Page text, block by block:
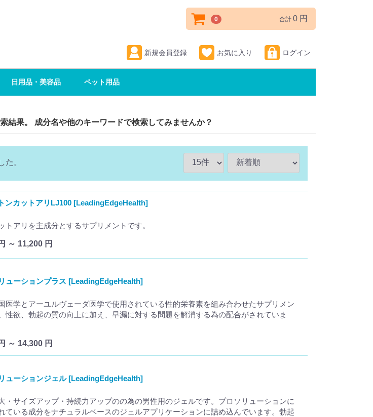
新規会員登録 お気に入り ログイン
0 合計 0 円
日用品・美容品 ペット用品
結果。 成分名や他のキーワードで検索してみませんか？
た。
ンカットアリLJ100 [LeadingEdgeHealth]
トアリを主成分とするサプリメントです。
～ 11,200 円
ューションプラス [LeadingEdgeHealth]
医学とアーユルヴェーダ医学で使用されている性的栄養素を組み合わせたサプリメン
性欲、勃起の質の向上に加え、早漏に対する問題を解消する為の配合がされていま
～ 14,300 円
ューションジェル [LeadingEdgeHealth]
・サイズアップ・持続力アップのの為の男性用のジェルです。プロソリューションに
ている成分をナチュラルベースのジェルアプリケーションに詰め込んでいます。勃起